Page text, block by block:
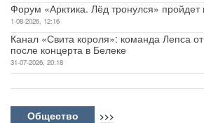
Форум «Арктика. Лёд тронулся»
1-08-2026, 12:16
Канал «Свита короля»: команда Лепса
после концерта в Белеке
31-07-2026, 20:18
Общество >>>